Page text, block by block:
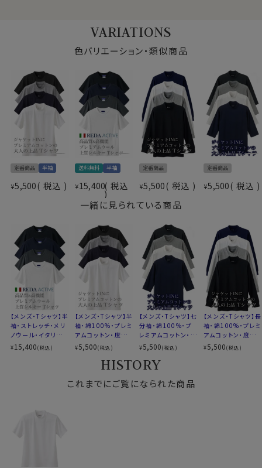
そこでワイシャツ・Yシャツ＝ドレスシャツ屋が作ったのが
ozieオリジナルの、しっかりしていながらシルクライクな
滑らかな肌触りと美しい光沢が特徴の100番手双糸スム
ースを使用したこのTシャツは、スーツ・ジャケットに合わ
せるのに最適な上品Tシャツです。
●衿に技あり！後衿高め
ブを高めに設定。
汚れないよう工夫しました。
仕様表
素材
綿100％（100番手双糸）
プレミアムコットン＝サンホーキン綿
素材名
ニット（スムース）
衿型
丸首 クルーネック
（衿後部のリブ部分やや高め）
ポケット
なし
サイズ
S・M・L・LL・3L
全５サイズ
生産国
中国
ビジカジ・ビジネス・ワイシャツ・Yシャツ・ドレスシャツ
VARIATIONS
色バリエーション・類似商品
定番商品 半袖
¥5,500 税込
送料無料 半袖
¥15,400 税込
定番商品
¥5,500 税込
定番商品
¥5,500 税込
一緒に見られている商品
【メンズ・Tシャツ】半
袖・ストレッチ・メリ
ノウール・イタリア製
生地・イージーケ
ア・丸首・クルーネッ
¥15,400(税込)
【メンズ・Tシャツ】半
袖・綿100%・プレミ
アムコットン・度詰
め天竺ニット・丸首・
クルーネック
¥5,500(税込)
【メンズ・Tシャツ】七
分袖・綿100%・プ
レミアムコットン・度
詰め天竺ニット・丸
首・クルーネック
¥5,500(税込)
【メンズ・Tシャツ】長
袖・綿100%・プレミ
アムコットン・度詰
め天竺ニット・丸首・
クルーネック
¥5,500(税込)
HISTORY
これまでにご覧になられた商品